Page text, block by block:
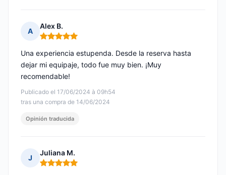
A
Alex B.
Nota: 5 de 5
Publicado el 17/06/2024 à 09h54
tras una compra de 14/06/2024
Una experiencia estupenda. Desde la reserva hasta
dejar mi equipaje, todo fue muy bien. ¡Muy
recomendable!
Opinión traducida
J
Juliana M.
Nota: 5 de 5